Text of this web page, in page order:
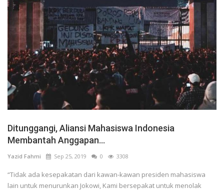
Ditunggangi, Aliansi Mahasiswa Indonesia
Membantah Anggapan...
Yazid Fahmi Sep 25, 2019 0 3308
“Tidak ada kesepakatan dari kawan-kawan presiden mahasiswa
lain untuk menurunkan Jokowi, Kami bersepakat untuk menolak